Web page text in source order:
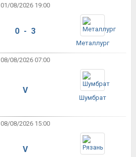
01/08/2026 19:00
0 - 3
Металлург
08/08/2026 07:00
V
Шумбрат
08/08/2026 15:00
V